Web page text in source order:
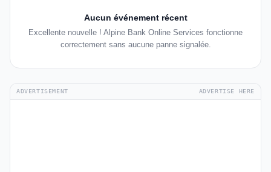
Aucun événement récent
Excellente nouvelle ! Alpine Bank Online Services fonctionne
correctement sans aucune panne signalée.
ADVERTISEMENT ADVERTISE HERE